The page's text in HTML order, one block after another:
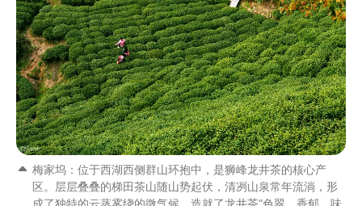
梅家坞：位于西湖西侧群山环抱中，是狮峰龙井茶的核心产
区。层层叠叠的梯田茶山随山势起伏，清冽山泉常年流淌，形
成了独特的云蒸雾绕的微气候，造就了龙井茶“色翠、香郁、味